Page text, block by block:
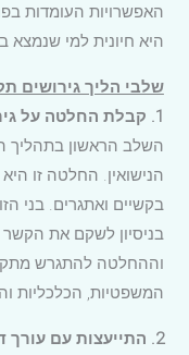
האפשרויות העומדות
היא חיונית למי שנמצא
שלבי הליך גירושים
1. קבלת החלטה על גירושין
השלב הראשון בתהליך
הנישואין. החלטה זו
בקשיים ואתגרים. בני
בניסיון לשקם את
וההחלטה להתגרש
המשפטיות, הכלכליות
2. התייעצות עם עורך דין לענייני משפחה